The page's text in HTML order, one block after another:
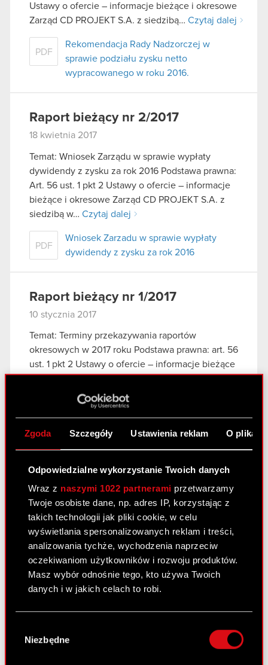
Zgoda Szczegóły Ustawienia reklam O
Odpowiedzialne wykorzystanie Twoich danych
Wraz z naszymi 1022 partnerami przetwarzamy
Twoje osobiste dane, np. adres IP, korzystając z
takich technologii jak pliki cookie, w celu
wyświetlania spersonalizowanych reklam i treści,
analizowania tychże, wychodzenia naprzeciw
oczekiwaniom użytkowników i rozwoju produktów.
Masz wybór odnośnie tego, kto używa Twoich
danych i w jakich celach to robi.
lokalizacji geograficznej z dokładnością nawet
zgody
Niezbędne
Ustawy o ofercie – informacje bieżące i okresowe
Zarząd CD PROJEKT S.A. z siedzibą… Czytaj dalej
PDF
Rekomendacja Rady Nadzorczej w
sprawie podziału zysku netto
wypracowanego w roku 2016.
Raport bieżący nr 2/2017
18 kwietnia 2017
Temat: Wniosek Zarządu w sprawie wypłaty
dywidendy z zysku za rok 2016 Podstawa prawna:
Art. 56 ust. 1 pkt 2 Ustawy o ofercie – informacje
bieżące i okresowe Zarząd CD PROJEKT S.A. z
siedzibą w… Czytaj dalej
PDF
Wniosek Zarzadu w sprawie wypłaty
dywidendy z zysku za rok 2016
Raport bieżący nr 1/2017
10 stycznia 2017
Temat: Terminy przekazywania raportów
okresowych w 2017 roku Podstawa prawna: art. 56
ust. 1 pkt 2 Ustawy o ofercie – informacje bieżące
i okresowe Zarząd CD PROJEKT S.A. z siedzibą w
Warszawie, przy ul. Jagiellońskiej…
Terminy przekazywania raportów
okresowych w 2017 roku
Raport bieżący nr 51/2016
30 grudnia 2016
Temat raportu: Rejestracja połączenia CD
PROJEKT S.A. ze spółką zależną CD PROJEKT
Brands S.A. Podstawa prawna: Art. 17 ust. 1 MAR –
informacje poufne Treść raportu: Zarząd spółki
CD PROJEKT S.A. („Spółka”) zawiadamia, że w…
Czytaj dalej
Rejestracja połączenia CD PROJEKT S.A.
S.A.